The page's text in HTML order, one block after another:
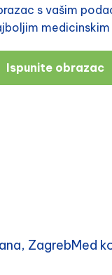
s vašim
Ispunite obrazac
ZagrebMed